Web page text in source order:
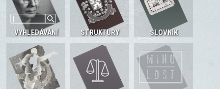
VYHLEDÁVÁNÍ STRUKTURY SLOVNÍK